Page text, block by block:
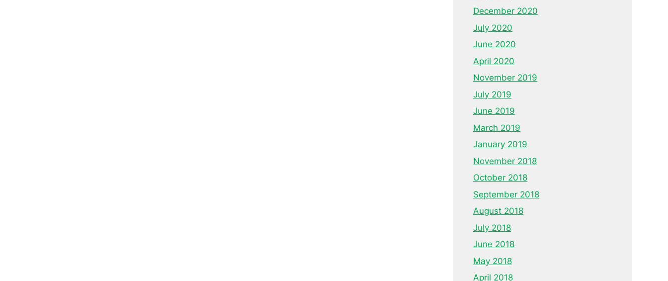
December 2020
July 2020
June 2020
April 2020
November 2019
July 2019
June 2019
March 2019
January 2019
November 2018
October 2018
September 2018
August 2018
July 2018
June 2018
May 2018
April 2018